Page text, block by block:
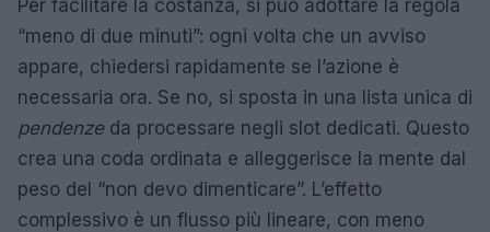
Per facilitare la costanza, si può adottare la regola
“meno di due minuti”: ogni volta che un avviso
appare, chiedersi rapidamente se l’azione è
necessaria ora. Se no, si sposta in una lista unica di
pendenzeda processare negli slot dedicati. Questo
crea una coda ordinata e alleggerisce la mente dal
peso del “non devo dimenticare”. L’effetto
complessivo è un flusso più lineare, con meno